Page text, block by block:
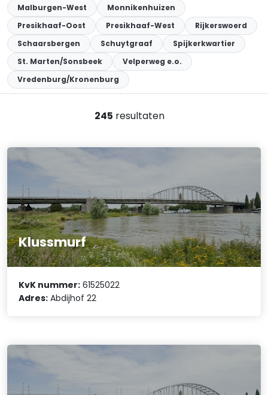
Malburgen-West
Monnikenhuizen
Presikhaaf-Oost
Presikhaaf-West
Rijkerswoerd
Schaarsbergen
Schuytgraaf
Spijkerkwartier
St. Marten/Sonsbeek
Velperweg e.o.
Vredenburg/Kronenburg
245 resultaten
Klussmurf
KvK nummer: 61525022
Adres: Abdijhof 22